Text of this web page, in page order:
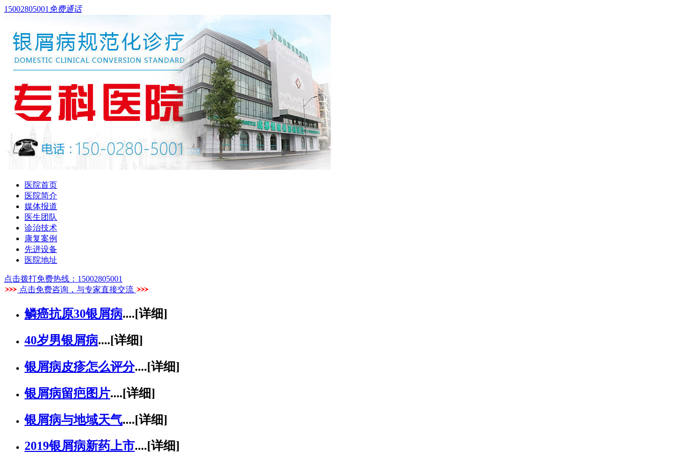
15002805001 免费通话
医院首页
医院简介
媒体报道
医生团队
诊治技术
康复案例
先进设备
医院地址
点击拨打免费热线：15002805001
点击免费咨询，与专家直接交流
鳞癌抗原30银屑病....[详细]
40岁男银屑病....[详细]
银屑病皮疹怎么评分....[详细]
银屑病留疤图片....[详细]
银屑病与地域天气....[详细]
2019银屑病新药上市....[详细]